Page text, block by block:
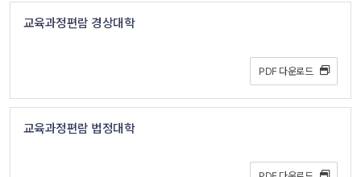
교육과정편람 경상대학
PDF 다운로드
교육과정편람 법정대학